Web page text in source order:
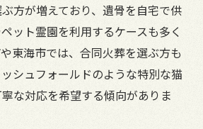
方が増えており、遺骨を自宅で供
ット霊園を利用するケースも多く
東海市では、合同火葬を選ぶ方も
シュフォールドのような特別な猫
な対応を希望する傾向がありま